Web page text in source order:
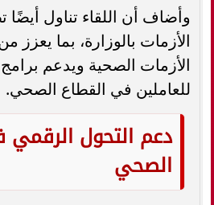
وأضاف أن اللقاء تناول أيضًا
الأزمات بالوزارة، بما يعزز
الأزمات الصحية ويدعم
للعاملين في القطاع الصحي.
دعم التحول
الصحي